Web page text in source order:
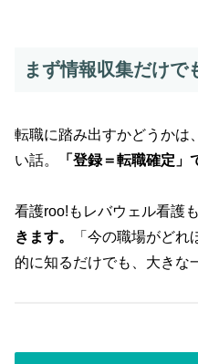
まず情報収集だけで
転職に踏み出すかどうかは
い話。
「登録＝転職確定」
看護roo!もレバウェル看護も
きます。
「今の職場がど
的に知るだけでも、大きな